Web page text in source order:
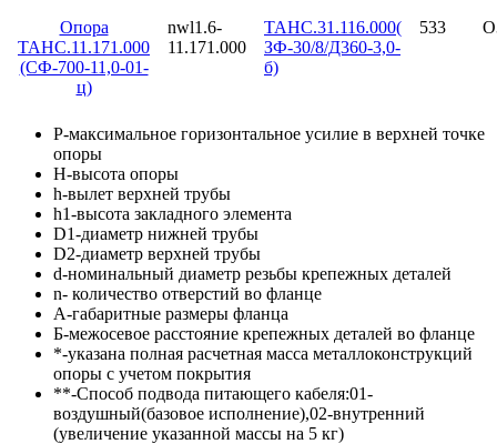
Опора
ТАНС.11.171.000
(СФ-700-11,0-01-
ц)
nwl1.6-
11.171.000
ТАНС.31.116.000(
ЗФ-30/8/Д360-3,0-
б)
533
Р-максимальное горизонтальное усилие в верхней точке
опоры
Н-высота опоры
h-вылет верхней трубы
h1-высота закладного элемента
D1-диаметр нижней трубы
D2-диаметр верхней трубы
d-номинальный диаметр резьбы крепежных деталей
n- количество отверстий во фланце
A-габаритные размеры фланца
Б-межосевое расстояние крепежных деталей во фланце
*-указана полная расчетная масса металлоконструкций
опоры с учетом покрытия
**-Способ подвода питающего кабеля:01-
воздушный(базовое исполнение),02-внутренний
(увеличение указанной массы на 5 кг)